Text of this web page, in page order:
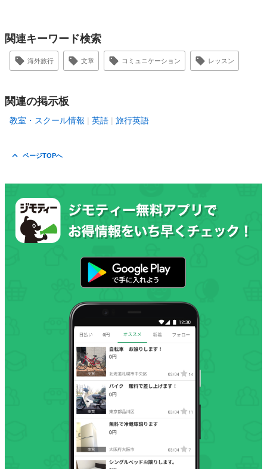
関連キーワード検索
海外旅行 文章 コミュニケーション レッスン
関連の掲示板
教室・スクール情報 英語 旅行英語
ページTOPへ